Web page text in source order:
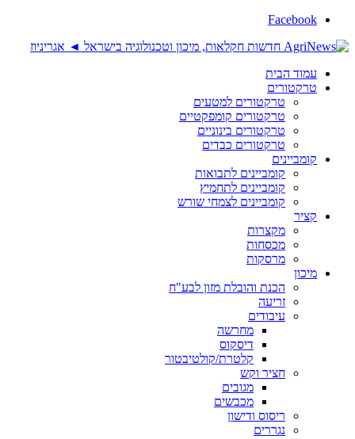
Facebook
עמוד הבית
טרקטורים
טרקטורים למטעים
טרקטורים קומפקטיים
טרקטורים בינוניים
טרקטורים כבדים
קומביינים
קומביינים לתבואות
קומביינים לתחמיץ
קומביינים לצמחי שורש
קציר
מקצרות
מכסחות
מרסקות
מיכון
הכנת והובלת מזון לבע"ח
זריעה
עיבודים
מחרשה
דיסקוס
קלטרת/קולטיבטור
חציר וקש
מגובים
מכבשים
ריסוס ודישון
נגררים